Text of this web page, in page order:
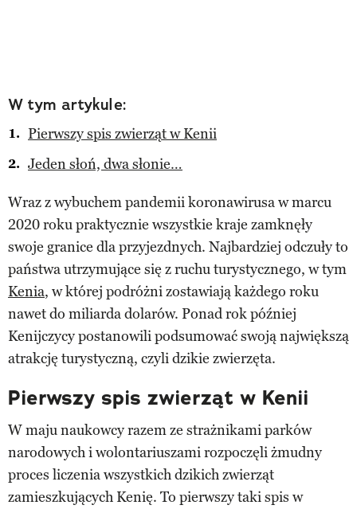
W tym artykule:
Pierwszy spis zwierząt w Kenii
Jeden słoń, dwa słonie…
Wraz z wybuchem pandemii koronawirusa w marcu
2020 roku praktycznie wszystkie kraje zamknęły
swoje granice dla przyjezdnych. Najbardziej odczuły to
państwa utrzymujące się z ruchu turystycznego, w tym
Kenia, w której podróżni zostawiają każdego roku
nawet do miliarda dolarów. Ponad rok później
Kenijczycy postanowili podsumować swoją największą
atrakcję turystyczną, czyli dzikie zwierzęta.
Pierwszy spis zwierząt w Kenii
W maju naukowcy razem ze strażnikami parków
narodowych i wolontariuszami rozpoczęli żmudny
proces liczenia wszystkich dzikich zwierząt
zamieszkujących Kenię. To pierwszy taki spis w